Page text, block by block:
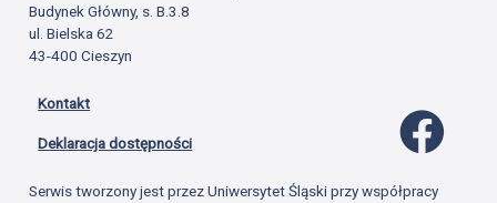
Budynek Główny, s. B.3.8
ul. Bielska 62
43-400 Cieszyn
Kontakt
Deklaracja dostępności
Serwis tworzony jest przez Uniwersytet Śląski przy współpracy